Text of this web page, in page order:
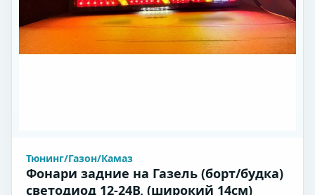
Тюнинг/Газон/Камаз
Фонари задние на Газель (борт/будка)
светодиод 12-24В, (широкий 14см)